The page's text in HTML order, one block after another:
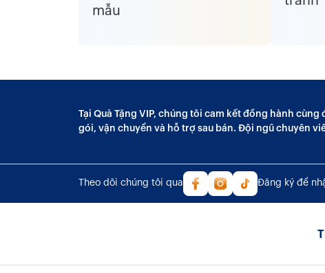
Tại Quà Tặng VIP, chúng tôi cam kết đồng hành
gói, vận chuyển và hỗ trợ sau bán. Đội ngũ chuyên
Theo dõi chúng tôi qua Đăng ký để